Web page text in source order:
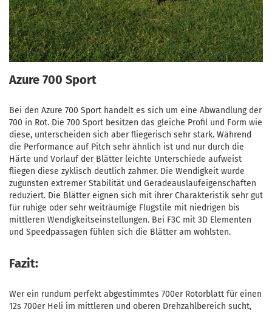
Azure 700 Sport
Bei den Azure 700 Sport handelt es sich um eine Abwandlung der
700 in Rot. Die 700 Sport besitzen das gleiche Profil und Form wie
diese, unterscheiden sich aber fliegerisch sehr stark. Während
die Performance auf Pitch sehr ähnlich ist und nur durch die
Härte und Vorlauf der Blätter leichte Unterschiede aufweist
fliegen diese zyklisch deutlich zahmer. Die Wendigkeit wurde
zugunsten extremer Stabilität und Geradeauslaufeigenschaften
reduziert. Die Blätter eignen sich mit ihrer Charakteristik sehr gut
für ruhige oder sehr weiträumige Flugstile mit niedrigen bis
mittleren Wendigkeitseinstellungen. Bei F3C mit 3D Elementen
und Speedpassagen fühlen sich die Blätter am wohlsten.
Fazit:
Wer ein rundum perfekt abgestimmtes 700er Rotorblatt für einen
12s 700er Heli im mittleren und oberen Drehzahlbereich sucht,